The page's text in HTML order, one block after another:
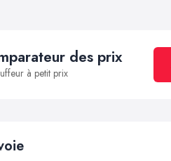
des prix
à petit prix